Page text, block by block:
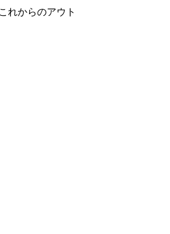
れからのアウト